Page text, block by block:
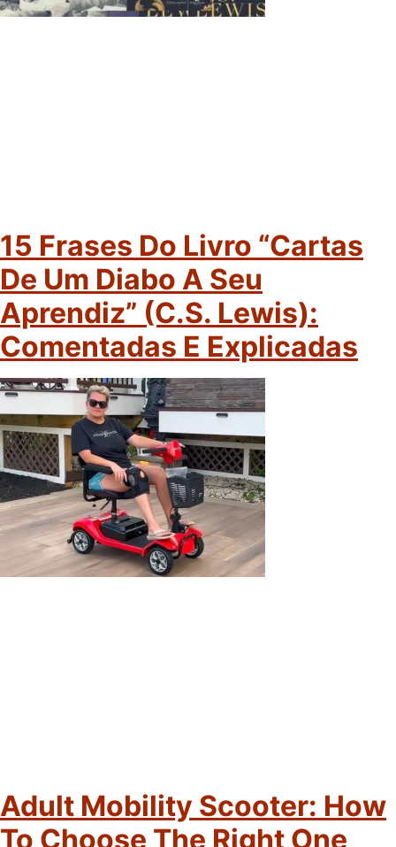
15 Frases Do Livro “Cartas
De Um Diabo A Seu
Aprendiz” (C.S. Lewis):
Comentadas E Explicadas
Adult Mobility Scooter: How
To Choose The Right One